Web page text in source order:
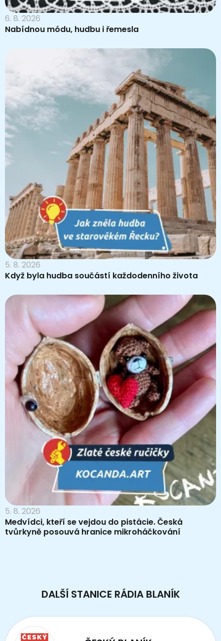
6. 8. 2026
Nabídnou módu, hudbu i řemesla
5. 8. 2026
Když byla hudba součástí každodenního života
5. 8. 2026
Medvídci, kteří se vejdou do pistácie. Česká
tvůrkyně posouvá hranice mikroháčkování
DALŠÍ STANICE RÁDIA BLANÍK